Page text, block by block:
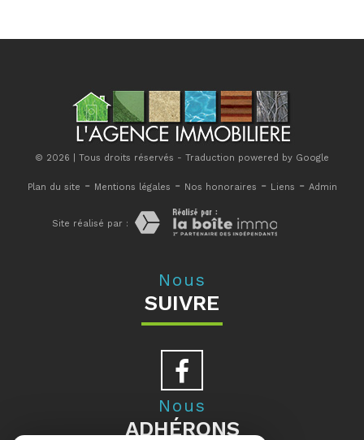
© 2026 | Tous droits réservés - Traduction powered by Google
Plan du site - Mentions légales - Nos honoraires - Liens - Admin
Site réalisé par :
Nous
SUIVRE
Nous
ADHÉRONS